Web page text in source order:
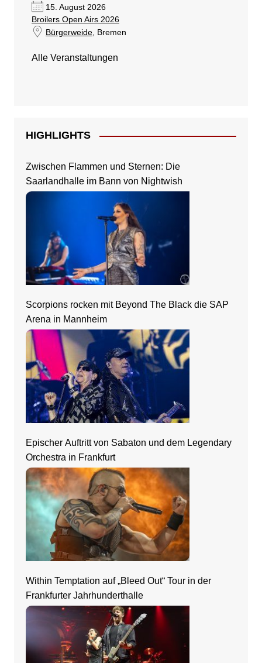
15. August 2026
Broilers Open Airs 2026
Bürgerweide, Bremen
Alle Veranstaltungen
HIGHLIGHTS
Zwischen Flammen und Sternen: Die
Saarlandhalle im Bann von Nightwish
Scorpions rocken mit Beyond The Black die SAP
Arena in Mannheim
Epischer Auftritt von Sabaton und dem Legendary
Orchestra in Frankfurt
Within Temptation auf „Bleed Out“ Tour in der
Frankfurter Jahrhunderthalle